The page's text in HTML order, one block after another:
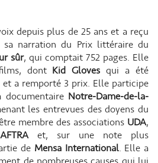
depuis plus de 25 ans et a reçu
sa narration du Prix littéraire du
sûr, qui comptait 752 pages. Elle
dont Kid Gloves qui a été
a remporté 3 prix. Elle participe
documentaire Notre-Dame-de-la-
les entrevues des doyens du
membre des associations UDA,
et, sur une note plus
de Mensa International. Elle a